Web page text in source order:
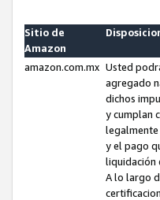
Sitio de
Amazon
amazon.com.mx Usted
agregado
dichos
y cumplan
y el pago
liquidación
A lo largo